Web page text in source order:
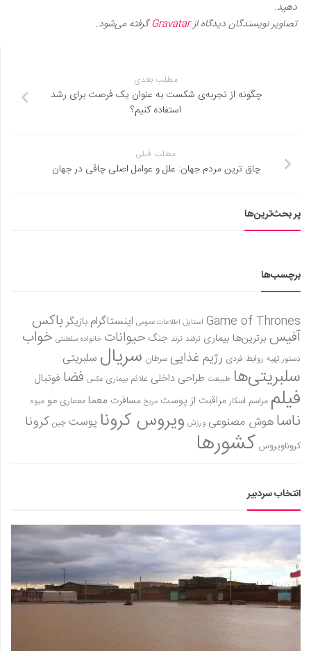
دهید.
تصاویر نویسندگان دیدگاه ازGravatarگرفته می‌شود.
مطلب بعدی
چگونه از تجربه‌ی شکست به عنوان یک فرصت برای رشد
استفاده کنیم؟
مطلب قبلی
چاق ترین مردم جهان: علل و عوامل اصلی چاقی در جهان
پر بحث‌ترین‌ها
برچسب‌ها
Game of Thrones استایل اطلاعات عمومی اینستاگرام بازیگر باکس
آفیس برترین‌ها بیماری ترفند ترند جنگ حیوانات خانواده سلطنتی خواب
دستور تهیه روابط فردی رژیم غذاییسرطان سریال سلبریتی
سلبریتی‌ها طبیعت طراحی داخلی علائم بیماری عکس فضا فوتبال
فیلم مراسم اسکارمراقبت از پوست مریخ مسافرت معمامعماری مو میوه
ناساهوش مصنوعی ورزش ویروس کرونا پوست چین کرونا
کروناویروس کشورها
انتخاب سردبیر